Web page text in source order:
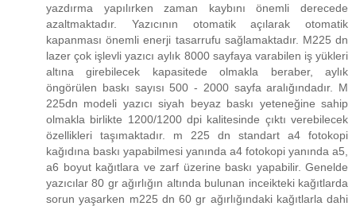
yazdırma yapılırken zaman kaybını önemli derecede
azaltmaktadır. Yazıcının otomatik açılarak otomatik
kapanması önemli enerji tasarrufu sağlamaktadır. M225 dn
lazer çok işlevli yazıcı aylık 8000 sayfaya varabilen iş yükleri
altına girebilecek kapasitede olmakla beraber, aylık
öngörülen baskı sayısı 500 - 2000 sayfa aralığındadır. M
225dn modeli yazıcı siyah beyaz baskı yeteneğine sahip
olmakla birlikte 1200/1200 dpi kalitesinde çıktı verebilecek
özellikleri taşımaktadır. m 225 dn standart a4 fotokopi
kağıdına baskı yapabilmesi yanında a4 fotokopi yanında a5,
a6 boyut kağıtlara ve zarf üzerine baskı yapabilir. Genelde
yazıcılar 80 gr ağırlığın altında bulunan inceikteki kağıtlarda
sorun yaşarken m225 dn 60 gr ağırlığındaki kağıtlarla dahi